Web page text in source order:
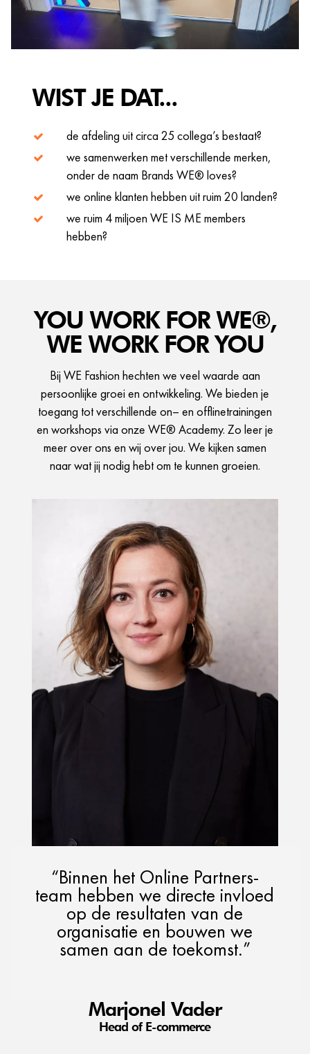
WIST JE DAT...
de afdeling uit circa 25 collega’s bestaat?
we samenwerken met verschillende merken,
onder de naam Brands WE® loves?
we online klanten hebben uit ruim 20 landen?
we ruim 4 miljoen WE IS ME members
hebben?
YOU WORK FOR WE®,
WE WORK FOR YOU
Bij WE Fashion hechten we veel waarde aan
persoonlijke groei en ontwikkeling. We bieden je
toegang tot verschillende on– en offlinetrainingen
en workshops via onze WE® Academy. Zo leer je
meer over ons en wij over jou. We kijken samen
naar wat jij nodig hebt om te kunnen groeien.
“Binnen het Online Partners-
team hebben we directe invloed
op de resultaten van de
organisatie en bouwen we
samen aan de toekomst.”
Marjonel Vader
Head of E-commerce